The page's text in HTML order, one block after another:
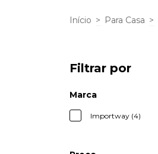
Início > Para Casa >
Filtrar por
Marca
Importway (4)